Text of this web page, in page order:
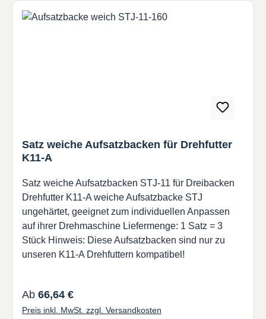
Satz weiche Aufsatzbacken für Drehfutter
K11-A
Satz weiche Aufsatzbacken STJ-11 für Dreibacken
Drehfutter K11-A weiche Aufsatzbacke STJ
ungehärtet, geeignet zum individuellen Anpassen
auf ihrer Drehmaschine Liefermenge: 1 Satz = 3
Stück Hinweis: Diese Aufsatzbacken sind nur zu
unseren K11-A Drehfuttern kompatibel!
Regulärer Preis:
Ab 66,64 €
Preis inkl. MwSt. zzgl. Versandkosten